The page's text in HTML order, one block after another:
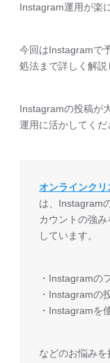
Instagram運用が楽
今回はInstagramで
処法まで詳しく解説
Instagramの投稿が
運用に活かしてくだ
オンラインク
は、Instagram
カウントの強み
しています。
・Instagramの
・Instagramの
・Instagramを
などのお悩み